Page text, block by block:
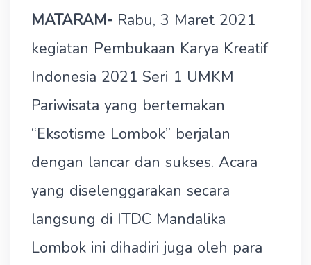
MATARAM- Rabu, 3 Maret 2021
kegiatan Pembukaan Karya Kreatif
Indonesia 2021 Seri 1 UMKM
Pariwisata yang bertemakan
“Eksotisme Lombok” berjalan
dengan lancar dan sukses. Acara
yang diselenggarakan secara
langsung di ITDC Mandalika
Lombok ini dihadiri juga oleh para